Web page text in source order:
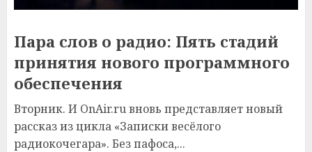
Пара слов о радио: Пять стадий
принятия нового программного
обеспечения
Вторник. И OnAir.ru вновь представляет новый
рассказ из цикла «Записки весёлого
радиокочегара». Без пафоса,...